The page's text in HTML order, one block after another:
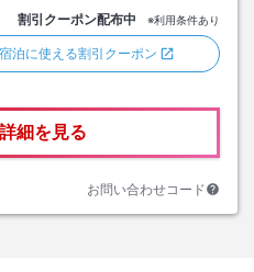
割引クーポン配布中 ※利用条件あり
泊に使える割引クーポン
細を見る
お問い合わせコード